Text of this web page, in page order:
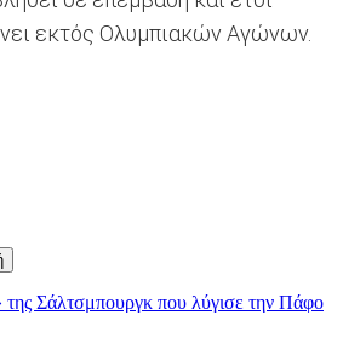
εκτός Ολυμπιακών Αγώνων.
Σάλτσμπουργκ που λύγισε την Πάφο